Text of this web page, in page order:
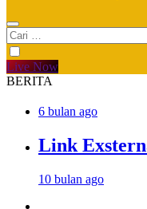
Cari
untuk:
Live Now
BERITA
6 bulan ago
Link
10 bulan ago